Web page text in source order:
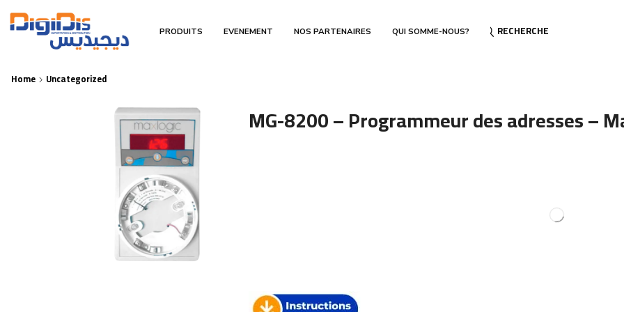
PRODUITS EVENEMENT NOS PARTENAIRES QUI SOMME-NOUS? RECHERCHE
Home Uncategorized
MG-8200 – Programmeur des adresses –